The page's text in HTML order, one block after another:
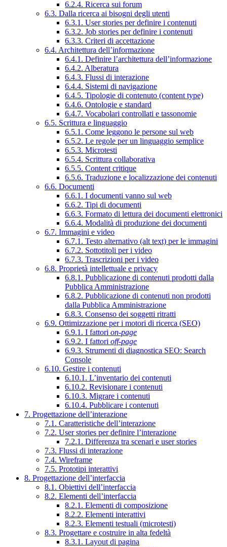
6.2.4. Ricerca sui forum
6.3. Dalla ricerca ai bisogni degli utenti
6.3.1. User stories per definire i contenuti
6.3.2. Job stories per definire i contenuti
6.3.3. Criteri di accettazione
6.4. Architettura dell’informazione
6.4.1. Definire l’architettura dell’informazione
6.4.2. Alberatura
6.4.3. Flussi di interazione
6.4.4. Sistemi di navigazione
6.4.5. Tipologie di contenuto (content type)
6.4.6. Ontologie e standard
6.4.7. Vocabolari controllati e tassonomie
6.5. Scrittura e linguaggio
6.5.1. Come leggono le persone sul web
6.5.2. Le regole per un linguaggio semplice
6.5.3. Microtesti
6.5.4. Scrittura collaborativa
6.5.5. Content critique
6.5.6. Traduzione e localizzazione dei contenuti
6.6. Documenti
6.6.1. I documenti vanno sul web
6.6.2. Tipi di documenti
6.6.3. Formato di lettura dei documenti elettronici
6.6.4. Modalità di produzione dei documenti
6.7. Immagini e video
6.7.1. Testo alternativo (alt text) per le immagini
6.7.2. Sottotitoli per i video
6.7.3. Trascrizioni per i video
6.8. Proprietà intellettuale e privacy
6.8.1. Pubblicazione di contenuti prodotti dalla
Pubblica Amministrazione
6.8.2. Pubblicazione di contenuti non prodotti
dalla Pubblica Amministrazione
6.8.3. Consenso dei soggetti ritratti
6.9. Ottimizzazione per i motori di ricerca (SEO)
6.9.1. I fattori on-page
6.9.2. I fattori off-page
6.9.3. Strumenti di diagnostica SEO: Search
Console
6.10. Gestire i contenuti
6.10.1. L’inventario dei contenuti
6.10.2. Revisionare i contenuti
6.10.3. Migrare i contenuti
6.10.4. Pubblicare i contenuti
7. Progettazione dell’interazione
7.1. Caratteristiche dell’interazione
7.2. User stories per definire l’interazione
7.2.1. Differenza tra scenari e user stories
7.3. Flussi di interazione
7.4. Wireframe
7.5. Prototipi interattivi
8. Progettazione dell’interfaccia
8.1. Obiettivi dell’interfaccia
8.2. Elementi dell’interfaccia
8.2.1. Elementi di composizione
8.2.2. Elementi interattivi
8.2.3. Elementi testuali (microtesti)
8.3. Progettare e costruire in alta fedeltà
8.3.1. Layout di pagina